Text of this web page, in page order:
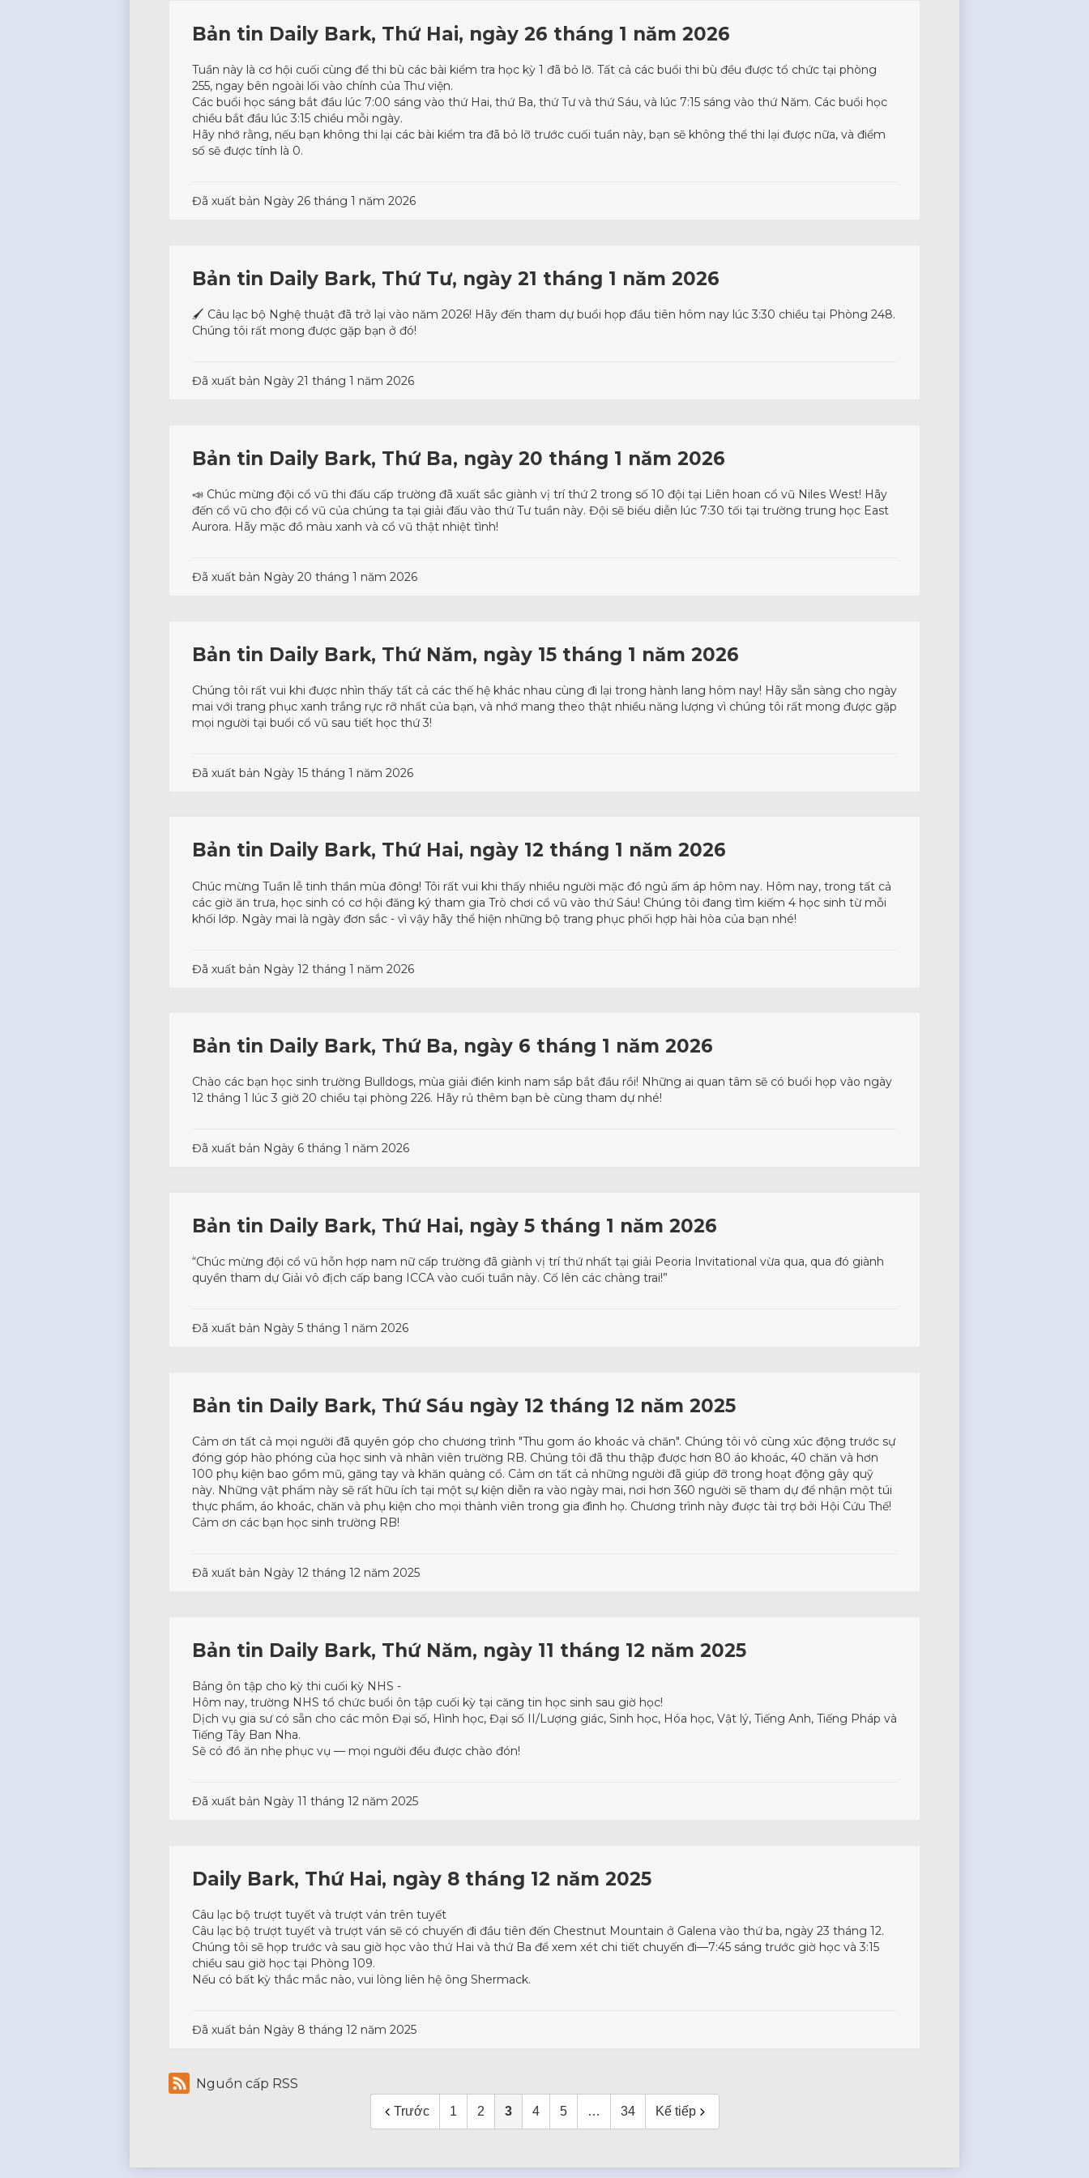
Bản tin Daily Bark, Thứ Hai, ngày 26 tháng 1 năm 2026
Tuần này là cơ hội cuối cùng để thi bù các bài kiểm tra học kỳ 1 đã bỏ lỡ. Tất cả các buổi thi bù đều được tổ chức tại phòng
255, ngay bên ngoài lối vào chính của Thư viện.
Các buổi học sáng bắt đầu lúc 7:00 sáng vào thứ Hai, thứ Ba, thứ Tư và thứ Sáu, và lúc 7:15 sáng vào thứ Năm. Các buổi học
chiều bắt đầu lúc 3:15 chiều mỗi ngày.
Hãy nhớ rằng, nếu bạn không thi lại các bài kiểm tra đã bỏ lỡ trước cuối tuần này, bạn sẽ không thể thi lại được nữa, và điểm
số sẽ được tính là 0.
Đã xuất bản Ngày 26 tháng 1 năm 2026
Bản tin Daily Bark, Thứ Tư, ngày 21 tháng 1 năm 2026
🖌️ Câu lạc bộ Nghệ thuật đã trở lại vào năm 2026! Hãy đến tham dự buổi họp đầu tiên hôm nay lúc 3:30 chiều tại Phòng 248.
Chúng tôi rất mong được gặp bạn ở đó!
Đã xuất bản Ngày 21 tháng 1 năm 2026
Bản tin Daily Bark, Thứ Ba, ngày 20 tháng 1 năm 2026
📣 Chúc mừng đội cổ vũ thi đấu cấp trường đã xuất sắc giành vị trí thứ 2 trong số 10 đội tại Liên hoan cổ vũ Niles West! Hãy
đến cổ vũ cho đội cổ vũ của chúng ta tại giải đấu vào thứ Tư tuần này. Đội sẽ biểu diễn lúc 7:30 tối tại trường trung học East
Aurora. Hãy mặc đồ màu xanh và cổ vũ thật nhiệt tình!
Đã xuất bản Ngày 20 tháng 1 năm 2026
Bản tin Daily Bark, Thứ Năm, ngày 15 tháng 1 năm 2026
Chúng tôi rất vui khi được nhìn thấy tất cả các thế hệ khác nhau cùng đi lại trong hành lang hôm nay! Hãy sẵn sàng cho ngày
mai với trang phục xanh trắng rực rỡ nhất của bạn, và nhớ mang theo thật nhiều năng lượng vì chúng tôi rất mong được gặp
mọi người tại buổi cổ vũ sau tiết học thứ 3!
Đã xuất bản Ngày 15 tháng 1 năm 2026
Bản tin Daily Bark, Thứ Hai, ngày 12 tháng 1 năm 2026
Chúc mừng Tuần lễ tinh thần mùa đông! Tôi rất vui khi thấy nhiều người mặc đồ ngủ ấm áp hôm nay. Hôm nay, trong tất cả
các giờ ăn trưa, học sinh có cơ hội đăng ký tham gia Trò chơi cổ vũ vào thứ Sáu! Chúng tôi đang tìm kiếm 4 học sinh từ mỗi
khối lớp. Ngày mai là ngày đơn sắc - vì vậy hãy thể hiện những bộ trang phục phối hợp hài hòa của bạn nhé!
Đã xuất bản Ngày 12 tháng 1 năm 2026
Bản tin Daily Bark, Thứ Ba, ngày 6 tháng 1 năm 2026
Chào các bạn học sinh trường Bulldogs, mùa giải điền kinh nam sắp bắt đầu rồi! Những ai quan tâm sẽ có buổi họp vào ngày
12 tháng 1 lúc 3 giờ 20 chiều tại phòng 226. Hãy rủ thêm bạn bè cùng tham dự nhé!
Đã xuất bản Ngày 6 tháng 1 năm 2026
Bản tin Daily Bark, Thứ Hai, ngày 5 tháng 1 năm 2026
“Chúc mừng đội cổ vũ hỗn hợp nam nữ cấp trường đã giành vị trí thứ nhất tại giải Peoria Invitational vừa qua, qua đó giành
quyền tham dự Giải vô địch cấp bang ICCA vào cuối tuần này. Cố lên các chàng trai!”
Đã xuất bản Ngày 5 tháng 1 năm 2026
Bản tin Daily Bark, Thứ Sáu ngày 12 tháng 12 năm 2025
Cảm ơn tất cả mọi người đã quyên góp cho chương trình "Thu gom áo khoác và chăn". Chúng tôi vô cùng xúc động trước sự
đóng góp hào phóng của học sinh và nhân viên trường RB. Chúng tôi đã thu thập được hơn 80 áo khoác, 40 chăn và hơn
100 phụ kiện bao gồm mũ, găng tay và khăn quàng cổ. Cảm ơn tất cả những người đã giúp đỡ trong hoạt động gây quỹ
này. Những vật phẩm này sẽ rất hữu ích tại một sự kiện diễn ra vào ngày mai, nơi hơn 360 người sẽ tham dự để nhận một túi
thực phẩm, áo khoác, chăn và phụ kiện cho mọi thành viên trong gia đình họ. Chương trình này được tài trợ bởi Hội Cứu Thế!
Cảm ơn các bạn học sinh trường RB!
Đã xuất bản Ngày 12 tháng 12 năm 2025
Bản tin Daily Bark, Thứ Năm, ngày 11 tháng 12 năm 2025
Bảng ôn tập cho kỳ thi cuối kỳ NHS -
Hôm nay, trường NHS tổ chức buổi ôn tập cuối kỳ tại căng tin học sinh sau giờ học!
Dịch vụ gia sư có sẵn cho các môn Đại số, Hình học, Đại số II/Lượng giác, Sinh học, Hóa học, Vật lý, Tiếng Anh, Tiếng Pháp và
Tiếng Tây Ban Nha.
Sẽ có đồ ăn nhẹ phục vụ — mọi người đều được chào đón!
Đã xuất bản Ngày 11 tháng 12 năm 2025
Daily Bark, Thứ Hai, ngày 8 tháng 12 năm 2025
Câu lạc bộ trượt tuyết và trượt ván trên tuyết
Câu lạc bộ trượt tuyết và trượt ván sẽ có chuyến đi đầu tiên đến Chestnut Mountain ở Galena vào thứ ba, ngày 23 tháng 12.
Chúng tôi sẽ họp trước và sau giờ học vào thứ Hai và thứ Ba để xem xét chi tiết chuyến đi—7:45 sáng trước giờ học và 3:15
chiều sau giờ học tại Phòng 109.
Nếu có bất kỳ thắc mắc nào, vui lòng liên hệ ông Shermack.
Đã xuất bản Ngày 8 tháng 12 năm 2025
Nguồn cấp RSS
Trước 1 2 3 4 5 … 34 Kế tiếp